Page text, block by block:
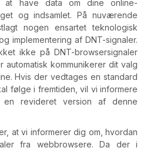
have data om dine online-
og indsamlet. På nuværende
nogen ensartet teknologisk
implementering af DNT-signaler.
ikke på DNT-browsersignaler
automatisk kommunikerer dit valg
Hvis der vedtages en standard
følge i fremtiden, vil vi informere
revideret version af denne
at vi informerer dig om, hvordan
fra webbrowsere. Da der i